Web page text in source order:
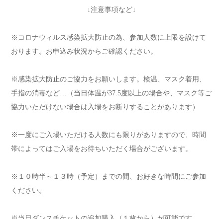
↓注意事項など↓
※コロナウィルス感染拡大防止の為、参加人数に上限を設けて
おります。お申込み状況からご確認ください。
※感染拡大防止のご協力をお願いします。検温、マスク着用、
手指の消毒など…（当日体温が37.5度以上の場合や、マスク等ご
協力いただけない場合は入場をお断りすることがあります）
※一度にご入場いただける人数にも限りがありますので、時間
帯によってはご入場をお待ちいただく場合がございます。
※１０時半～１３時（予定）までの間、お好きな時間にご参加
ください。